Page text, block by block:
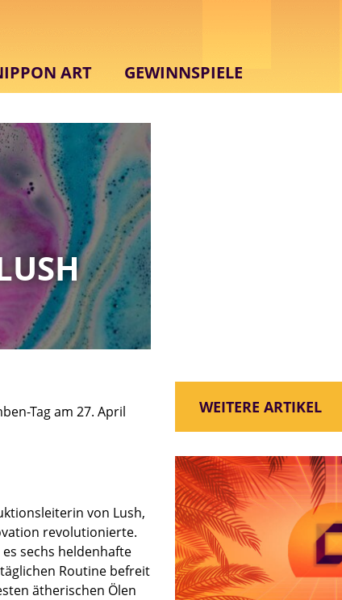
ART GEWINNSPIELE
Tag am 27. April
von Lush,
revolutionierte.
sechs heldenhafte
Routine befreit
ätherischen Ölen
WEITERE ARTIKEL